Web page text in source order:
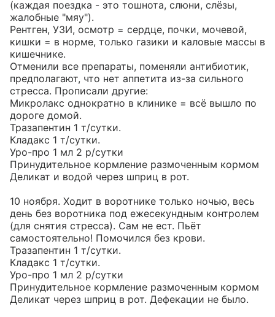
(каждая поездка - это тошнота, слюни, слёзы,
жалобные "мяу").
Рентген, УЗИ, осмотр = сердце, почки, мочевой,
кишки = в норме, только газики и каловые массы в
кишечнике.
Отменили все препараты, поменяли антибиотик,
предполагают, что нет аппетита из-за сильного
стресса. Прописали другие:
Микролакс однократно в клинике = всё вышло по
дороге домой.
Тразапентин 1 т/сутки.
Кладакс 1 т/сутки.
Уро-про 1 мл 2 р/сутки
Принудительное кормление размоченным кормом
Деликат и водой через шприц в рот.
10 ноября. Ходит в воротнике только ночью, весь
день без воротника под ежесекундным контролем
(для снятия стресса). Сам не ест. Пьёт
самостоятельно! Помочился без крови.
Тразапентин 1 т/сутки.
Кладакс 1 т/сутки.
Уро-про 1 мл 2 р/сутки
Принудительное кормление размоченным кормом
Деликат через шприц в рот. Дефекации не было.